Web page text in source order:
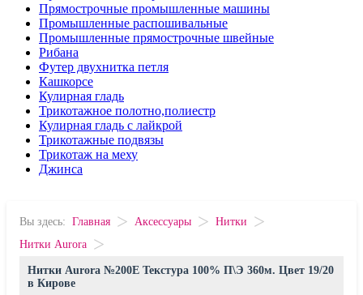
Прямострочные промышленные машины
Промышленные распошивальные
Промышленные прямострочные швейные
Рибана
Футер двухнитка петля
Кашкорсе
Кулирная гладь
Трикотажное полотно,полиестр
Кулирная гладь с лайкрой
Трикотажные подвязы
Трикотаж на меху
Джинса
Вы здесь: Главная > Аксессуары > Нитки >
Нитки Aurora >
Нитки Aurora №200E Текстура 100% П\Э 360м. Цвет 19/20
в Кирове